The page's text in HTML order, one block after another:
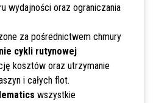
wydajności oraz ograniczania
za pośrednictwem chmury
cykli rutynowej
kosztów oraz utrzymanie
i całych flot.
wszystkie